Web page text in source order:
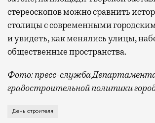
стереоскопов можно сравнить
столицы с современными
и увидеть, как менялись улицы,
общественные пространства.
Фото: пресс-служба
градостроительной политики
В этом году профессиональный
День строителя